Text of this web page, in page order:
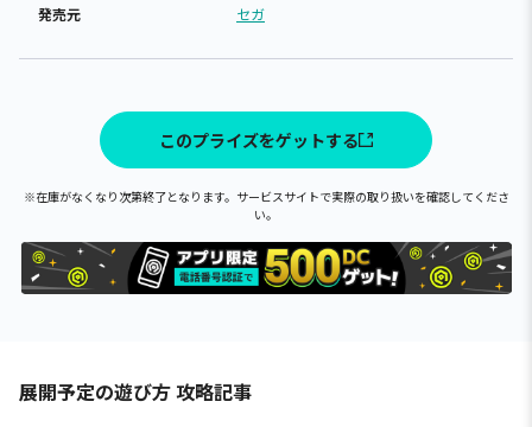
発売元 セガ
このプライズをゲットする
※在庫がなくなり次第終了となります。サービスサイトで実際の取り扱いを確認してくださ
い。
展開予定の遊び方 攻略記事